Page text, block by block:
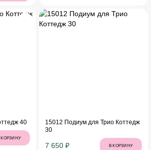
40
КОРЗИНУ
15012 Подиум для Трио Коттедж
30
7 650 ₽ В КОРЗИНУ